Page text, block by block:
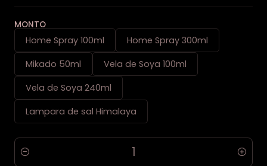
MONTO
Home Spray 100ml
Home Spray 300ml
Mikado 50ml
Vela de Soya 100ml
Vela de Soya 240ml
Lampara de sal Himalaya
Cantidad